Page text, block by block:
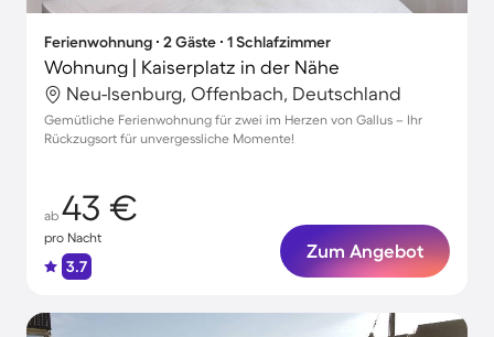
Ferienwohnung ∙ 2 Gäste ∙ 1 Schlafzimmer
Wohnung | Kaiserplatz in der Nähe
Neu-Isenburg, Offenbach, Deutschland
Gemütliche Ferienwohnung für zwei im Herzen von Gallus – Ihr
Rückzugsort für unvergessliche Momente!
ab 43 €
pro Nacht
3.7
Zum Angebot